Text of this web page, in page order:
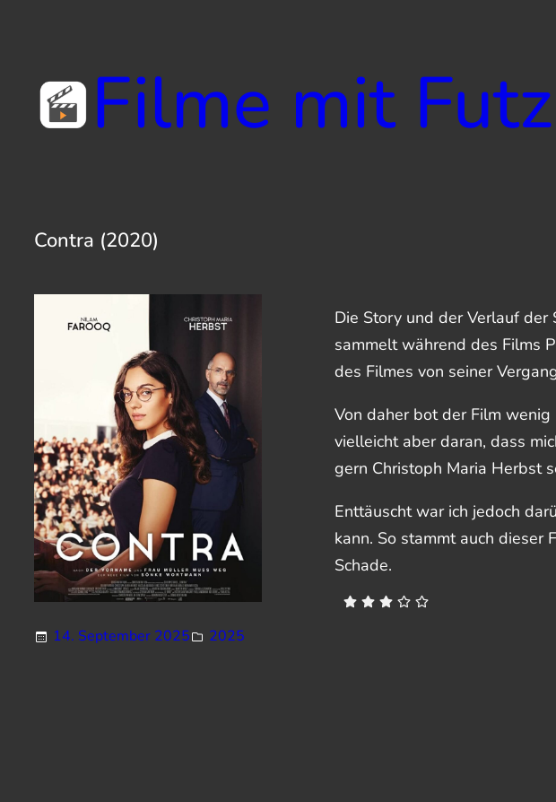
Filme mit
Contra (2020)
Die Story und der Verlauf
sammelt während des Films
des Filmes von seiner
Von daher bot der Film
vielleicht aber daran, dass
gern Christoph Maria Herbst
Enttäuscht war ich jedoch
kann. So stammt auch dieser
Schade.
14. September 2025 2025